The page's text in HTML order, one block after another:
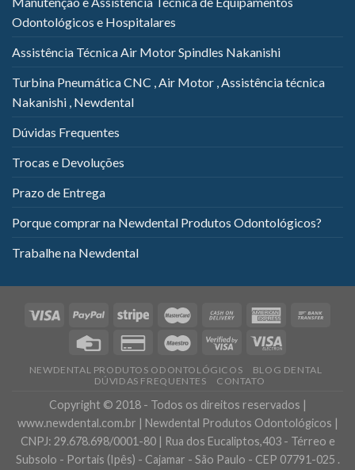
Odontológicos e Hospitalares
Assistência Técnica Air Motor Spindles Nakanishi
Turbina Pneumática CNC , Air Motor , Assistência técnica
Nakanishi , Newdental
Dúvidas Frequentes
Trocas e Devoluções
Prazo de Entrega
Porque comprar na Newdental Produtos Odontológicos?
Trabalhe na Newdental
NEWDENTAL PRODUTOS ODONTOLÓGICOS
BLOG DENTAL
DÚVIDAS FREQUENTES
CONTATO
Copyright © 2018 - Todos os direitos reservados |
www.newdental.com.br | Newdental Produtos Odontológicos |
CNPJ: 29.678.698/0001-80 | Rua dos Eucaliptos,403 - Térreo e
Subsolo - Portais (Ipês) - Cajamar - São Paulo - CEP 07791-025 .